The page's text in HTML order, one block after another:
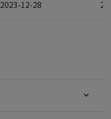
2023-12-28